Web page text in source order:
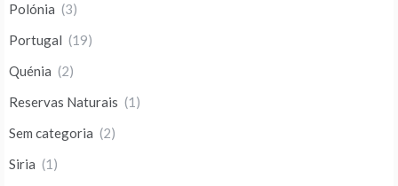
Polónia (3)
Portugal (19)
Quénia (2)
Reservas Naturais (1)
Sem categoria (2)
Siria (1)